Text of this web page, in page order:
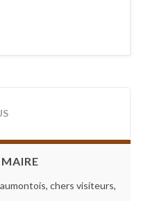
chers visiteurs,